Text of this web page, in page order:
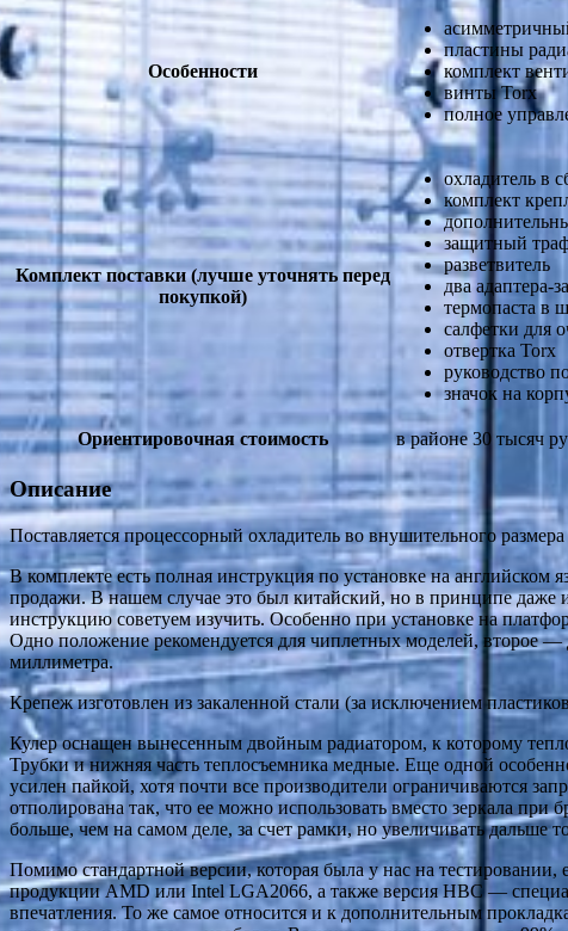
Особенности
пластины
комплект
винты Torx
полное
Комплект поставки (лучше уточнять перед
покупкой)
охладитель в
комплект
защитный
разветвитель
два адаптера-
термопаста в
салфетки для
отвертка Torx
руководство
значок на
Ориентировочная стоимость в районе 30 тысяч
Описание
Поставляется процессорный охладитель во внушительного
В комплекте есть полная инструкция по установке на
продажи. В нашем случае это был китайский, но в принципе даже
инструкцию советуем изучить. Особенно при установке на
Одно положение рекомендуется для чиплетных моделей, второе
миллиметра.
Крепеж изготовлен из закаленной стали (за исключением
Кулер оснащен вынесенным двойным радиатором, к которому
Трубки и нижняя часть теплосъемника медные. Еще одной
усилен пайкой, хотя почти все производители ограничиваются
отполирована так, что ее можно использовать вместо зеркала
больше, чем на самом деле, за счет рамки, но увеличивать дальше
Помимо стандартной версии, которая была у нас на
продукции AMD или Intel LGA2066, а также версия HBC —
впечатления. То же самое относится и к дополнительным